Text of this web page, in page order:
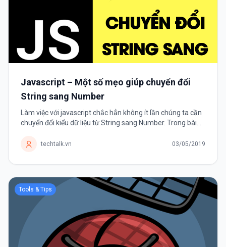
Javascript – Một số mẹo giúp chuyển đổi
String sang Number
Làm việc với javascript chắc hẳn không ít lần chúng ta cần
chuyển đổi kiểu dữ liệu từ String sang Number. Trong bài
thường hay...
techtalk.vn 03/05/2019
Tools & Tips